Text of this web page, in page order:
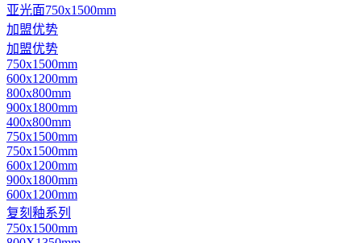
亚光面750x1500mm
加盟优势
加盟优势
750x1500mm
600x1200mm
800x800mm
900x1800mm
400x800mm
750x1500mm
750x1500mm
600x1200mm
900x1800mm
600x1200mm
复刻釉系列
750x1500mm